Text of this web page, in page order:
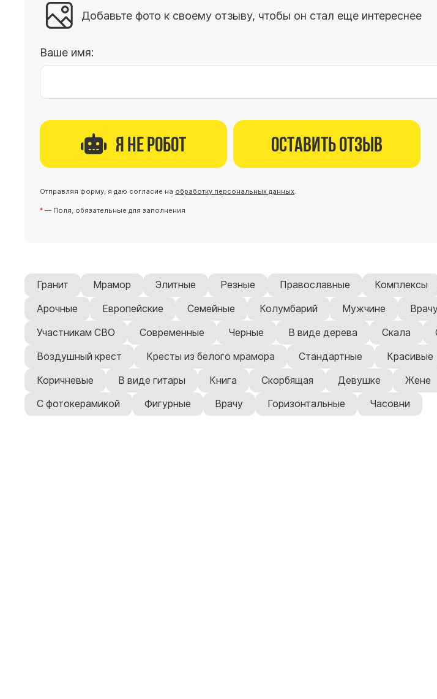
Добавьте фото к своему отзыву, чтобы он стал еще интереснее
Ваше имя:
Я не робот Оставить отзыв
Отправляя форму, я даю согласие на обработку персональных данных.
— Поля, обязательные для заполнения
Гранит Мрамор Элитные Резные Православные Комплексы
Арочные Европейские Семейные Колумбарий Мужчине
Участникам СВО Современные Черные В виде дерева Скала
Воздушный крест Кресты из белого мрамора Стандартные Красивые
Коричневые В виде гитары Книга Скорбящая Девушке Жене
С фотокерамикой Фигурные Врачу Горизонтальные Часовни